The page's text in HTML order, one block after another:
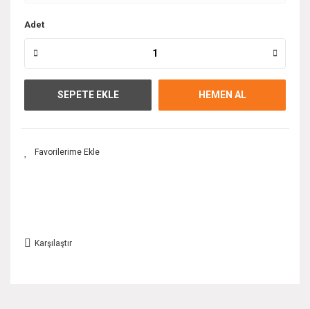
Adet
SEPETE EKLE HEMEN AL
Karşılaştır